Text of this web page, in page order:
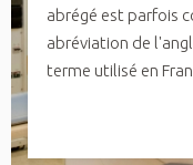
abrégé est parfois
abréviation de
terme utilisé en